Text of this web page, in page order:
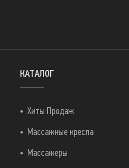
КАТАЛОГ
Хиты Продаж
Массажные кресла
Массажеры